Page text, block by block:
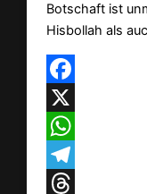
Botschaft ist
Hisbollah als
Facebook
X
WhatsApp
Telegram